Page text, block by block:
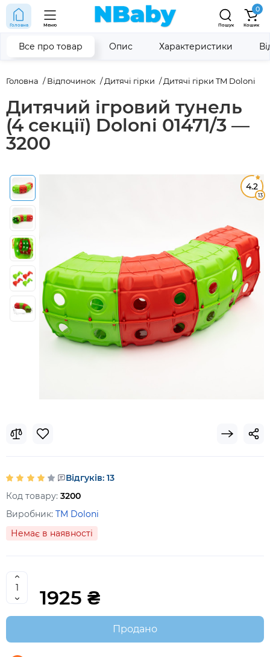
Головна Меню Пошук
0
Кошик
Головна Відпочинок Дитячі гірки Дитячі гірки TM Doloni
Дитячий ігровий тунель
(4 секції) Doloni 01471/3 —
3200
Все про товар Опис Характеристики
4.2
13
Відгуків: 13
Код товару: 3200
Виробник: TM Doloni
Немає в наявності
1925 ₴
Продано